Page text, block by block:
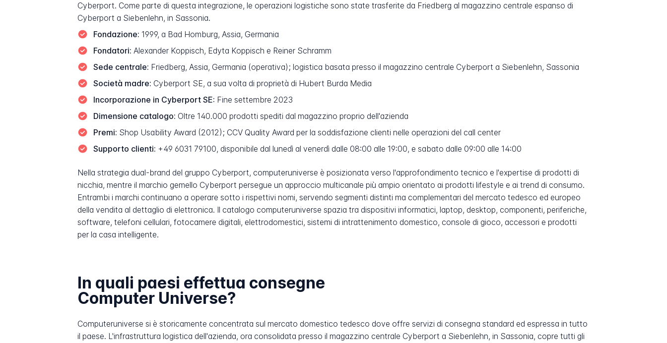
Cyberport. Come parte di questa integrazione, le operazioni logistiche sono state trasferite da Friedberg al magazzino centrale espanso di
Cyberport a Siebenlehn, in Sassonia.
Fondazione: 1999, a Bad Homburg, Assia, Germania
Fondatori: Alexander Koppisch, Edyta Koppisch e Reiner Schramm
Sede centrale: Friedberg, Assia, Germania (operativa); logistica basata presso il magazzino centrale Cyberport a Siebenlehn, Sassonia
Società madre: Cyberport SE, a sua volta di proprietà di Hubert Burda Media
Incorporazione in Cyberport SE: Fine settembre 2023
Dimensione catalogo: Oltre 140.000 prodotti spediti dal magazzino proprio dell'azienda
Premi: Shop Usability Award (2012); CCV Quality Award per la soddisfazione clienti nelle operazioni del call center
Supporto clienti: +49 6031 79100, disponibile dal lunedì al venerdì dalle 08:00 alle 19:00, e sabato dalle 09:00 alle 14:00
Nella strategia dual-brand del gruppo Cyberport, computeruniverse è posizionata verso l'approfondimento tecnico e l'expertise di prodotti di
nicchia, mentre il marchio gemello Cyberport persegue un approccio multicanale più ampio orientato ai prodotti lifestyle e ai trend di consumo.
Entrambi i marchi continuano a operare sotto i rispettivi nomi, servendo segmenti distinti ma complementari del mercato tedesco ed europeo
della vendita al dettaglio di elettronica. Il catalogo computeruniverse spazia tra dispositivi informatici, laptop, desktop, componenti, periferiche,
software, telefoni cellulari, fotocamere digitali, elettrodomestici, sistemi di intrattenimento domestico, console di gioco, accessori e prodotti
per la casa intelligente.
In quali paesi effettua consegne
Computer Universe?
Computeruniverse si è storicamente concentrata sul mercato domestico tedesco dove offre servizi di consegna standard ed espressa in tutto
il paese. L'infrastruttura logistica dell'azienda, ora consolidata presso il magazzino centrale Cyberport a Siebenlehn, in Sassonia, copre tutti gli